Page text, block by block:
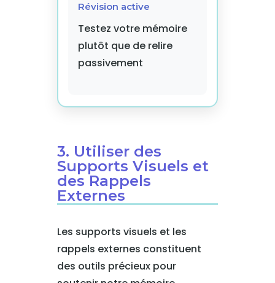
Révision active
Testez votre mémoire
plutôt que de relire
passivement
3. Utiliser des
Supports Visuels et
des Rappels
Externes
Les supports visuels et les
rappels externes constituent
des outils précieux pour